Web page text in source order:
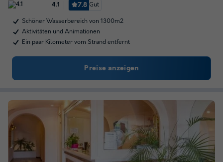
4.1 7.8 Gut
Schöner Wasserbereich von 1300m2
Aktivitäten und Animationen
Ein paar Kilometer vom Strand entfernt
Preise anzeigen